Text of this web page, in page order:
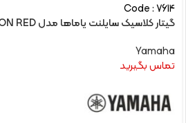
Code : 7614
گیتار کلاسیک سایلنت یاماها مدل SLG200N CRIMSON RED
Yamaha
تماس بگیرید